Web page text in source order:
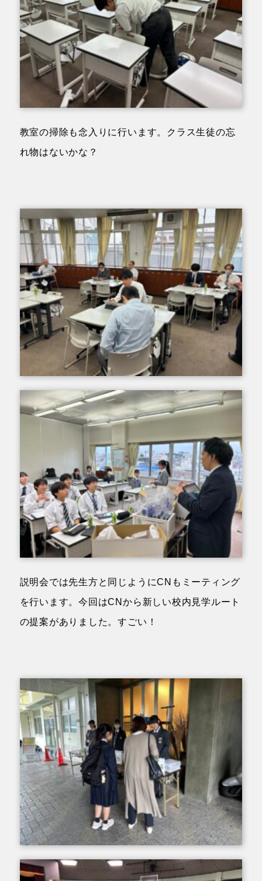
教室の掃除も念入りに行います。クラス生徒の忘
れ物はないかな？
説明会では先生方と同じようにCNもミーティング
を行います。今回はCNから 新しい校内見学ルート
の提案がありました。すごい！